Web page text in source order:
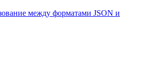
между форматами JSON и